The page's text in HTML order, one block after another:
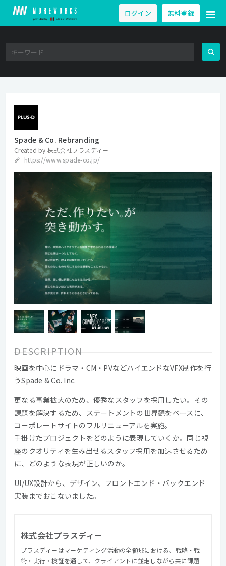
ログイン 無料登録
Spade & Co. Rebranding
Created by 株式会社プラスディー
https://www.spade-co.jp/
DESCRIPTION
映画を中心にドラマ・CM・PVなどハイエンドなVFX制作を行
うSpade & Co. Inc.
更なる事業拡大のため、優秀なスタッフを採用したい。その
課題を解決するため、ステートメントの世界観をベースに、
コーポレートサイトのフルリニューアルを実施。
手掛けたプロジェクトをどのように表現していくか。同じ視
座のクオリティを生み出せるスタッフ採用を加速させるため
に、どのような表現が正しいのか。
UI/UX設計から、デザイン、フロントエンド・バックエンド
実装までおこないました。
株式会社プラスディー
プラスディーはマーケティング活動の全領域における、戦略・戦
術・実行・検証を通して、クライアントに並走しながら共に課題